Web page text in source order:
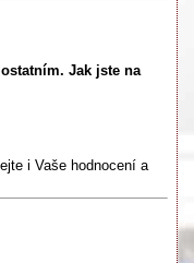
Jak jste na
i Vaše hodnocení a